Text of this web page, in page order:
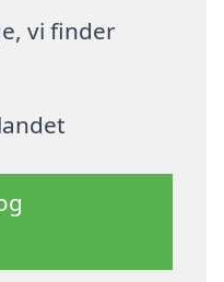
vi finder